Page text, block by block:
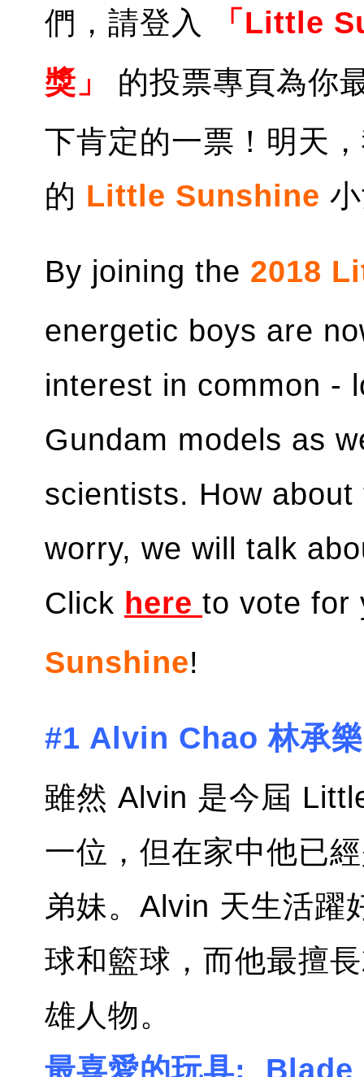
們，請登入
「Little
獎」
的投票專頁為你
下肯定的一票！明天
的 Little Sunshine
By joining the 2018
energetic boys are
interest in common -
Gundam models as
scientists. How
worry, we will talk
Click here to vote for
Sunshine!
#1 Alvin Chao 林承
雖然 Alvin 是今屆
一位，但在家中他已
弟妹。Alvin 天生活躍
球和籃球，而他最擅
雄人物。
最喜愛的玩具: